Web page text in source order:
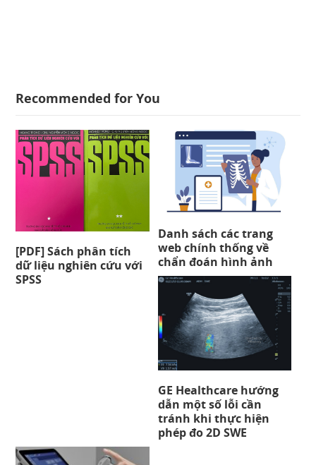
Recommended for You
[PDF] Sách phân tích
dữ liệu nghiên cứu với
SPSS
Danh sách các trang
web chính thống về
chẩn đoán hình ảnh
GE Healthcare hướng
dẫn một số lỗi cần
tránh khi thực hiện
phép đo 2D SWE